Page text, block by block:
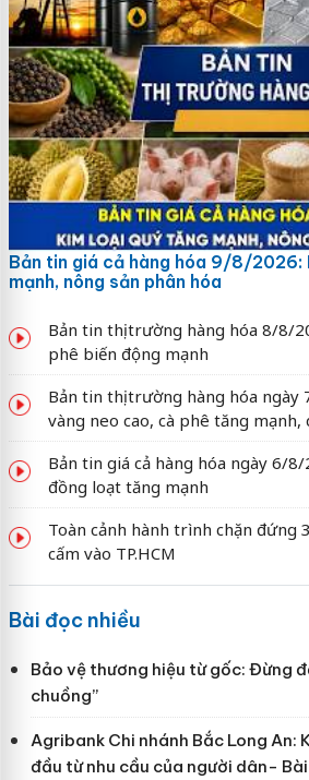
Bản tin giá cả hàng hóa 9/8/2026:
mạnh, nông sản phân hóa
Bản tin thị trường hàng hóa 8/8/
phê biến động mạnh
Bản tin thị trường hàng hóa ngày
vàng neo cao, cà phê tăng
Bản tin giá cả hàng hóa ngày 6/8/
đồng loạt tăng mạnh
Toàn cảnh hành trình chặn đứng
cấm vào TP.HCM
Bài đọc nhiều
Bảo vệ thương hiệu từ gốc: Đừng
chuồng”
Agribank Chi nhánh Bắc Long An:
đầu từ nhu cầu của người dân-